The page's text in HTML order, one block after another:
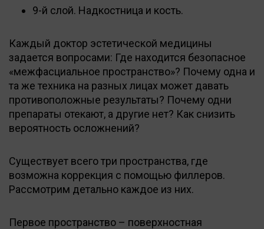
9-й слой. Надкостница и кость.
Каждый доктор эстетической медицины
задается вопросами: Где находится безопасное
«межфасциальное пространство»? Почему одна и
та же техника на разных лицах может давать
противоположные результаты? Почему одни
препараты отекают, а другие нет? Как снизить
вероятность осложнений?
Существует всего три пространства, где
возможна коррекция с помощью филлеров.
Рассмотрим детально каждое из них.
Первое пространство – поверхностная